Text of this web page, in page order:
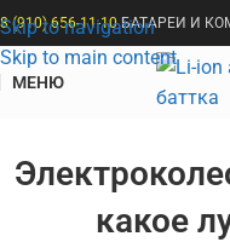
Skip to navigation
Skip to main content
8 (910) 656-11-10БАТАРЕИ И
МЕНЮ
какое